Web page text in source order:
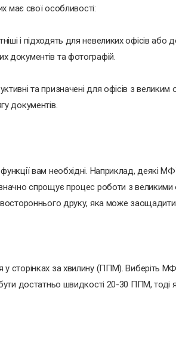
має свої особливості:
і підходять для невеликих офісів
документів та фотографій.
та призначені для офісів з
документів.
вам необхідні. Наприклад, деякі
спрощує процес роботи з великими
друку, яка може заощадити
сторінках за хвилину (ППМ). Виберіть
достатньо швидкості 20-30 ППМ, тоді